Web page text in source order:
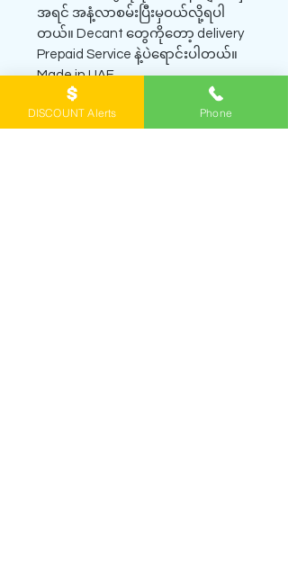
အရင် အနံ့လာစမ်းပြီးမှဝယ်လို့ရပါ
တယ်။ Decant တွေကိုတော့ delivery
Prepaid Service နဲ့ပဲရောင်းပါတယ်။
Made in UAE
Official website -
https://www.yangonbrandedperfu
DISCOUNT Alerts Phone